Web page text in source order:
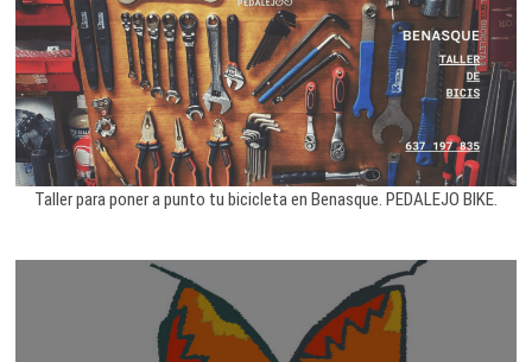
Taller para poner a punto tu bicicleta en Benasque. PEDALEJO BIKE.